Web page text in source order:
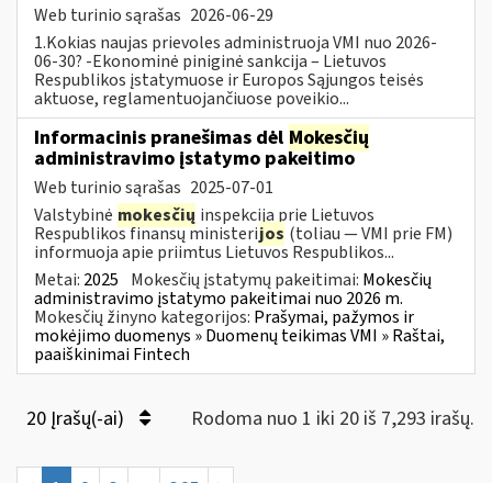
Web turinio sąrašas 2026-06-29
1.Kokias naujas prievoles administruoja VMI nuo 2026-
06-30? -Ekonominė piniginė sankcija – Lietuvos
Respublikos įstatymuose ir Europos Sąjungos teisės
aktuose, reglamentuojančiuose poveikio...
Informacinis pranešimas dėl Mokesčių
administravimo įstatymo pakeitimo
Web turinio sąrašas 2025-07-01
Valstybinė mokesčių inspekcija prie Lietuvos
Respublikos finansų ministerijos (toliau — VMI prie FM)
informuoja apie priimtus Lietuvos Respublikos...
Metai: 2025 Mokesčių įstatymų pakeitimai: Mokesčių
administravimo įstatymo pakeitimai nuo 2026 m.
Mokesčių žinyno kategorijos: Prašymai, pažymos ir
mokėjimo duomenys » Duomenų teikimas VMI » Raštai,
paaiškinimai Fintech
20 Įrašų(-ai) Rodoma nuo 1 iki 20 iš 7,293 irašų.